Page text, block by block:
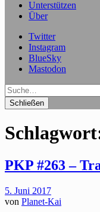
Unterstützen
Über
Twitter
Instagram
BlueSky
Mastodon
Suche
Schließen
PKP #263 –
5. Juni 2017
von Planet-Kai